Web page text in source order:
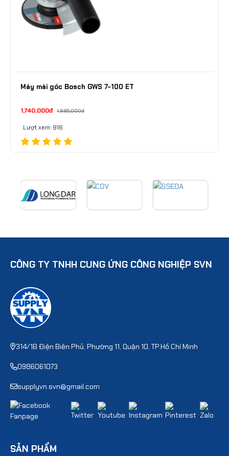
Máy mài góc Bosch GWS 7-100 ET
1,740,000đ 1,885,000đ
Lượt xem: 916
CÔNG TY TNHH CUNG ỨNG CÔNG NGHIỆP SVN
314/1B Điện Biên Phủ, Phường 11, Quận 10, TP.Hồ Chí Minh
0986061073
supplyvn.svn@gmail.com
SẢN PHẨM